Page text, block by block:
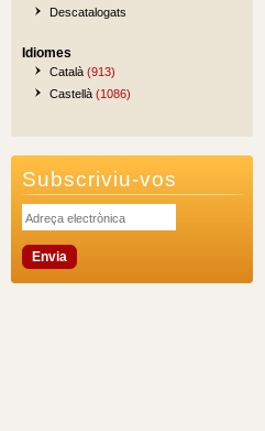
Descatalogats
Idiomes
Català (913)
Castellà (1086)
Subscriviu-vos